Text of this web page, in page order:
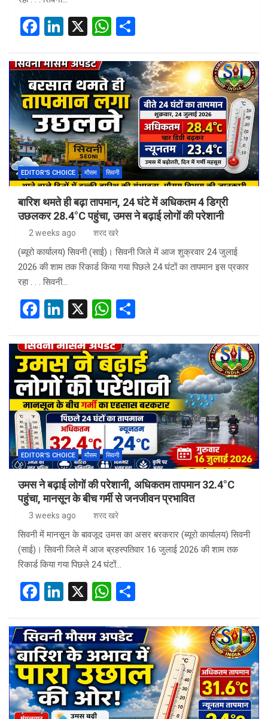
F
ce
b
o
o
k
Li
ke
dI
n
X
W
at
s
A
p
p
ar
e
EDITOR'S CHOICE मौसम सिवनी
बारिश थमते ही बढ़ा तापमान, 24 घंटे में अधिकतम 4 डिग्री
उछलकर 28.4°C पहुंचा, उमस ने बढ़ाई लोगों की परेशानी
2 weeks ago शरद खरे
(ब्यूरो कार्यालय) सिवनी (साई)। सिवनी जिले में आज शुक्रवार 24 जुलाई
2026 की शाम तक रिकार्ड किया गया पिछले 24 घंटों का तापमान इस प्रकार
रहा . . . सिवनी…
F
ce
b
o
o
k
Li
ke
dI
n
X
W
at
s
A
p
p
ar
e
EDITOR'S CHOICE मौसम सिवनी
उमस ने बढ़ाई लोगों की परेशानी, अधिकतम तापमान 32.4°C
पहुंचा, मानसून के बीच गर्मी से जनजीवन प्रभावित
3 weeks ago शरद खरे
सिवनी में मानसून के बावजूद उमस का असर बरकरार (ब्यूरो कार्यालय) सिवनी
(साई)। सिवनी जिले में आज ब्रहस्पतिवार 16 जुलाई 2026 की शाम तक
रिकार्ड किया गया पिछले 24 घंटों…
F
ce
b
o
o
k
Li
ke
dI
n
X
W
at
s
A
p
p
ar
e